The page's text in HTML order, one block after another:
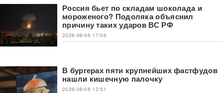
Россия бьет по складам шоколада и
мороженого? Подоляка объяснил
причину таких ударов ВС РФ
2026-08-06 17:06
В бургерах пяти крупнейших фастфудов
нашли кишечную палочку
2026-08-06 12:51